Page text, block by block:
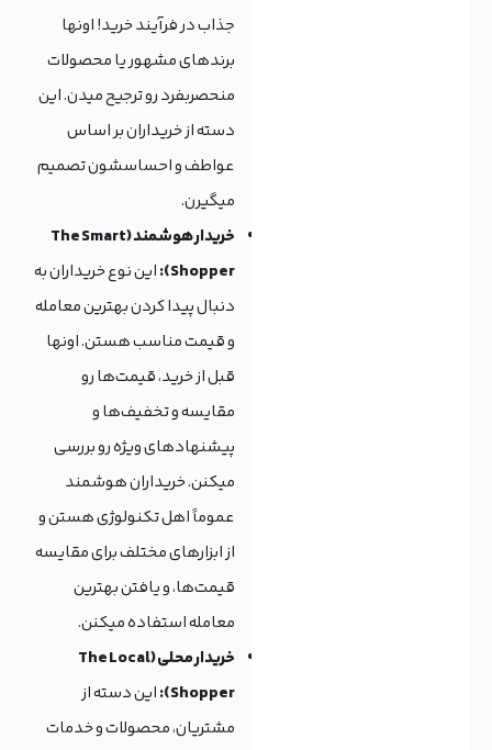
جذاب در فرآیند خرید! اونها
برندهای مشهور یا محصولات
منحصربفرد رو ترجیح میدن. این
دسته از خریداران بر اساس
عواطف و احساسشون تصمیم
میگیرن.
خریدار هوشمند (The Smart
Shopper):
این نوع خریداران به
دنبال پیدا کردن بهترین معامله
و قیمت مناسب هستن. اونها
قبل از خرید، قیمت‌ها رو
مقایسه و تخفیف‌ها و
پیشنهادهای ویژه رو بررسی
میکنن. خریداران هوشمند
عموماً اهل تکنولوژی هستن و
از ابزارهای مختلف برای مقایسه
قیمت‌ها، و یافتن بهترین
معامله استفاده میکنن.
خریدار محلی (The Local
Shopper):
این دسته از
مشتریان، محصولات و خدمات